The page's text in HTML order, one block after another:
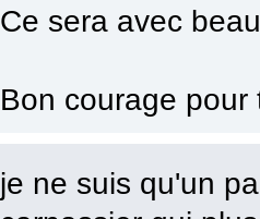
Ce sera avec
Bon courage pour
je ne suis qu'un